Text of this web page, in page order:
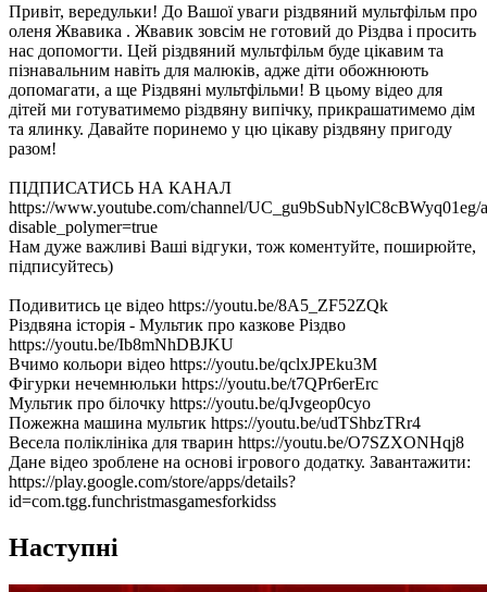
Привіт, вередульки! До Вашої уваги різдвяний мультфільм про
оленя Жвавика . Жвавик зовсім не готовий до Різдва і просить
нас допомогти. Цей різдвяний мультфільм буде цікавим та
пізнавальним навіть для малюків, адже діти обожнюють
допомагати, а ще Різдвяні мультфільми! В цьому відео для
дітей ми готуватимемо різдвяну випічку, прикрашатимемо дім
та ялинку. Давайте поринемо у цю цікаву різдвяну пригоду
разом!
ПІДПИСАТИСЬ НА КАНАЛ
https://www.youtube.com/channel/UC_gu9bSubNylC8cBWyq01eg/
disable_polymer=true
Нам дуже важливі Ваші відгуки, тож коментуйте, поширюйте,
підписуйтесь)
Подивитись це відео https://youtu.be/8A5_ZF52ZQk
Різдвяна історія - Мультик про казкове Різдво
https://youtu.be/Ib8mNhDBJKU
Вчимо кольори відео https://youtu.be/qclxJPEku3M
Фігурки нечемнюльки https://youtu.be/t7QPr6erErc
Мультик про білочку https://youtu.be/qJvgeop0cyo
Пожежна машина мультик https://youtu.be/udTShbzTRr4
Весела поліклініка для тварин https://youtu.be/O7SZXONHqj8
Дане відео зроблене на основі ігрового додатку. Завантажити:
https://play.google.com/store/apps/details?
id=com.tgg.funchristmasgamesforkidss
Наступні